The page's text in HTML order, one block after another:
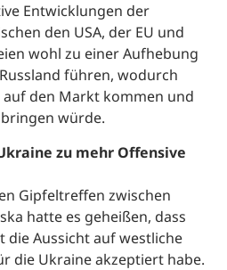
Entwicklungen der
den USA, der EU und
wohl zu einer Aufhebung
führen, wodurch
den Markt kommen und
würde.
zu mehr Offensive
Gipfeltreffen zwischen
hatte es geheißen, dass
die Aussicht auf westliche
die Ukraine akzeptiert habe.